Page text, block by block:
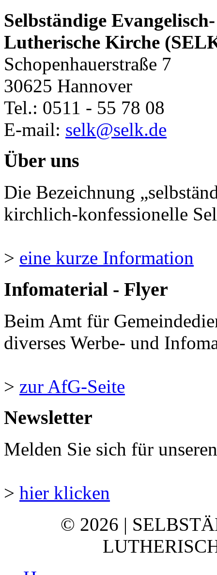
Selbständige Evangelisch-
Lutherische Kirche
Schopenhauerstraße 7
30625 Hannover
Tel.: 0511 - 55 78 08
E-mail: selk@selk.de
Über uns
Die Bezeichnung
kirchlich-konfessionelle
> eine kurze Information
Infomaterial - Flyer
Beim Amt für
diverses Werbe- und
> zur AfG-Seite
Newsletter
Melden Sie sich für
> hier klicken
© 2026 |